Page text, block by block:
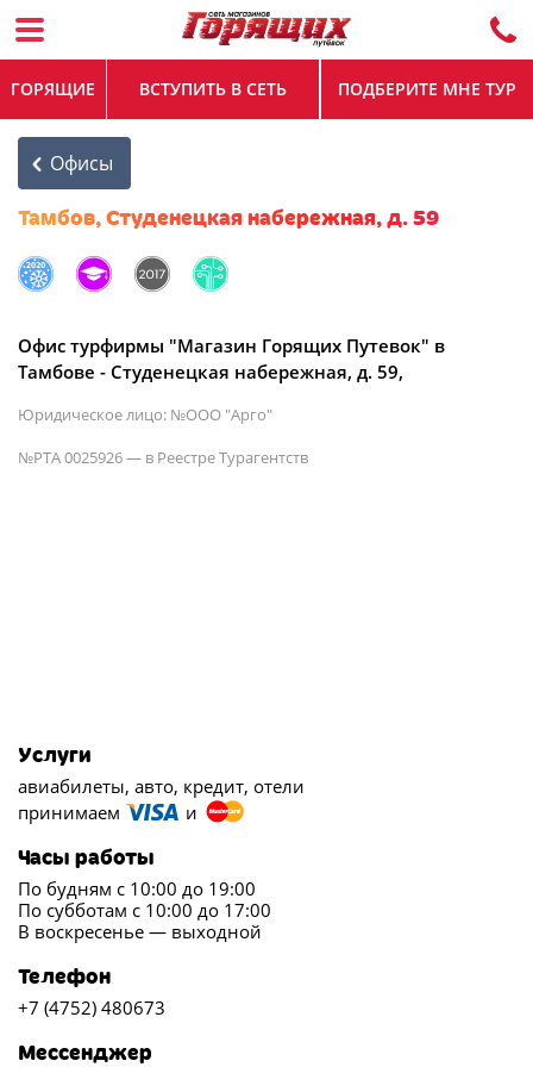
ГОРЯЩИЕ ВСТУПИТЬ В СЕТЬ ПОДБЕРИТЕ МНЕ ТУР
Офисы
Тамбов, Студенецкая набережная, д. 59
Офис турфирмы "Магазин Горящих Путевок" в
Тамбове - Студенецкая набережная, д. 59,
Юридическое лицо: №ООО "Арго"
№РТА 0025926 — в Реестре Турагентств
Услуги
авиабилеты, авто, кредит, отели
принимаем
и
Часы работы
По будням с 10:00 до 19:00
По субботам с 10:00 до 17:00
В воскресенье — выходной
Телефон
+7 (4752) 480673
Мессенджер